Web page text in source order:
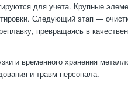
для учета. Крупные
Следующий этап —
превращаясь в
и временного хранения
и травм персонала.